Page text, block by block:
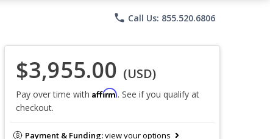
phone Call Us: 855.520.6806
$3,955.00 (USD)
Pay over time with Affirm. See if you qualify at
checkout.
Payment & Funding:view your options